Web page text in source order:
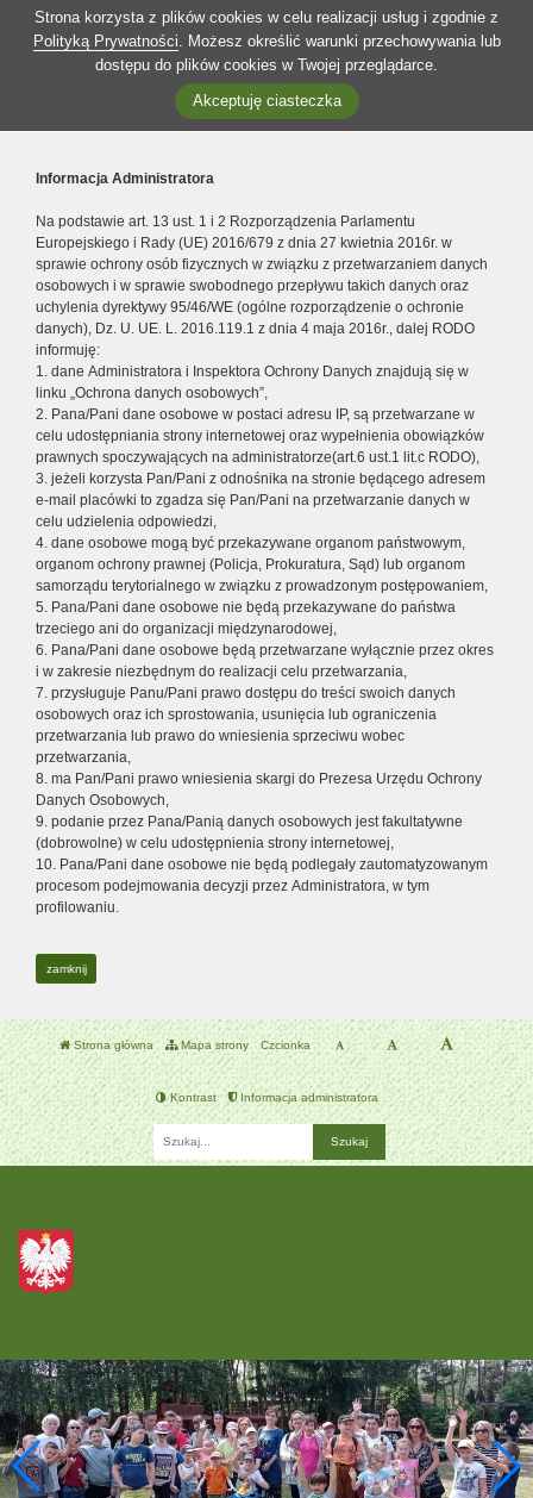
Strona korzysta z plików cookies w celu realizacji usług i zgodnie z
Polityką Prywatności. Możesz określić warunki przechowywania lub
dostępu do plików cookies w Twojej przeglądarce.
Akceptuję ciasteczka
Informacja Administratora
Na podstawie art. 13 ust. 1 i 2 Rozporządzenia Parlamentu
Europejskiego i Rady (UE) 2016/679 z dnia 27 kwietnia 2016r. w
sprawie ochrony osób fizycznych w związku z przetwarzaniem danych
osobowych i w sprawie swobodnego przepływu takich danych oraz
uchylenia dyrektywy 95/46/WE (ogólne rozporządzenie o ochronie
danych), Dz. U. UE. L. 2016.119.1 z dnia 4 maja 2016r., dalej RODO
informuję:
1. dane Administratora i Inspektora Ochrony Danych znajdują się w
linku „Ochrona danych osobowych”,
2. Pana/Pani dane osobowe w postaci adresu IP, są przetwarzane w
celu udostępniania strony internetowej oraz wypełnienia obowiązków
prawnych spoczywających na administratorze(art.6 ust.1 lit.c RODO),
3. jeżeli korzysta Pan/Pani z odnośnika na stronie będącego adresem
e-mail placówki to zgadza się Pan/Pani na przetwarzanie danych w
celu udzielenia odpowiedzi,
4. dane osobowe mogą być przekazywane organom państwowym,
organom ochrony prawnej (Policja, Prokuratura, Sąd) lub organom
samorządu terytorialnego w związku z prowadzonym postępowaniem,
5. Pana/Pani dane osobowe nie będą przekazywane do państwa
trzeciego ani do organizacji międzynarodowej,
6. Pana/Pani dane osobowe będą przetwarzane wyłącznie przez okres
i w zakresie niezbędnym do realizacji celu przetwarzania,
7. przysługuje Panu/Pani prawo dostępu do treści swoich danych
osobowych oraz ich sprostowania, usunięcia lub ograniczenia
przetwarzania lub prawo do wniesienia sprzeciwu wobec
przetwarzania,
8. ma Pan/Pani prawo wniesienia skargi do Prezesa Urzędu Ochrony
Danych Osobowych,
9. podanie przez Pana/Panią danych osobowych jest fakultatywne
(dobrowolne) w celu udostępnienia strony internetowej,
10. Pana/Pani dane osobowe nie będą podlegały zautomatyzowanym
procesom podejmowania decyzji przez Administratora, w tym
profilowaniu.
zamknij
Strona główna Mapa strony Czcionka
Kontrast Informacja administratora
Fraza